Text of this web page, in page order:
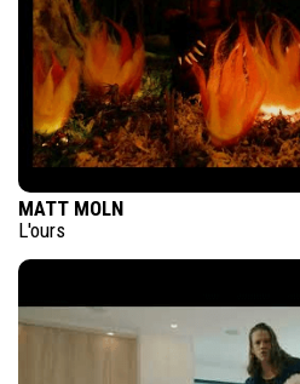
MATT MOLN
L'ours